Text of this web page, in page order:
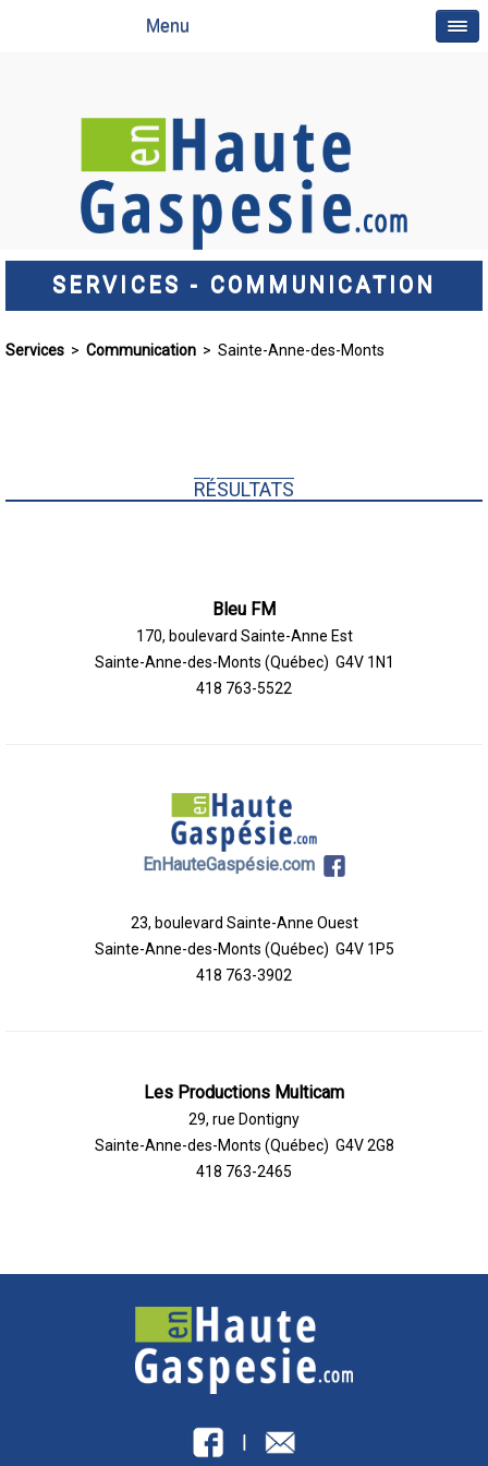
Menu
SERVICES - COMMUNICATION
Services > Communication > Sainte-Anne-des-Monts
RÉSULTATS
Bleu FM
170, boulevard Sainte-Anne Est
Sainte-Anne-des-Monts (Québec) G4V 1N1
418 763-5522
EnHauteGaspésie.com
23, boulevard Sainte-Anne Ouest
Sainte-Anne-des-Monts (Québec) G4V 1P5
418 763-3902
Les Productions Multicam
29, rue Dontigny
Sainte-Anne-des-Monts (Québec) G4V 2G8
418 763-2465
|